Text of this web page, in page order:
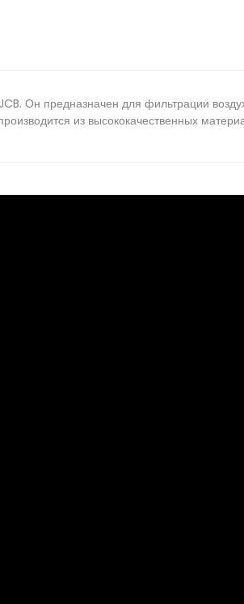
Он предназначен для фильтрации
из высококачественных